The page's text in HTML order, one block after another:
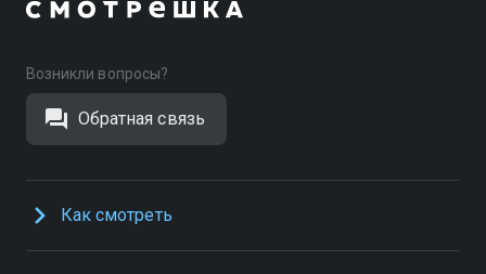
Возникли вопросы?
Обратная связь
Как смотреть